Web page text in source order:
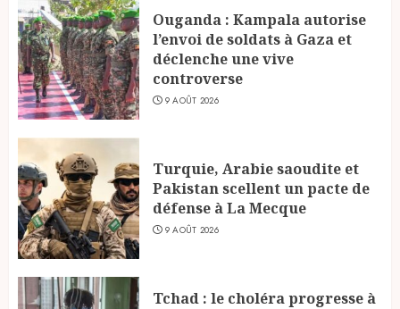
Ouganda : Kampala autorise
l’envoi de soldats à Gaza et
déclenche une vive
controverse
9 AOÛT 2026
Turquie, Arabie saoudite et
Pakistan scellent un pacte de
défense à La Mecque
9 AOÛT 2026
Tchad : le choléra progresse à